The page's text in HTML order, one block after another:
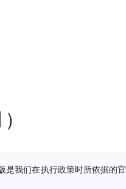
是我们在执行政策时所依据的官